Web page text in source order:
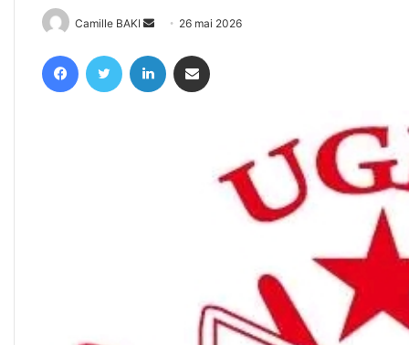
Camille BAKI
Envoyer
courriel
26 mai 2026
FacebookTwitter Linkedin